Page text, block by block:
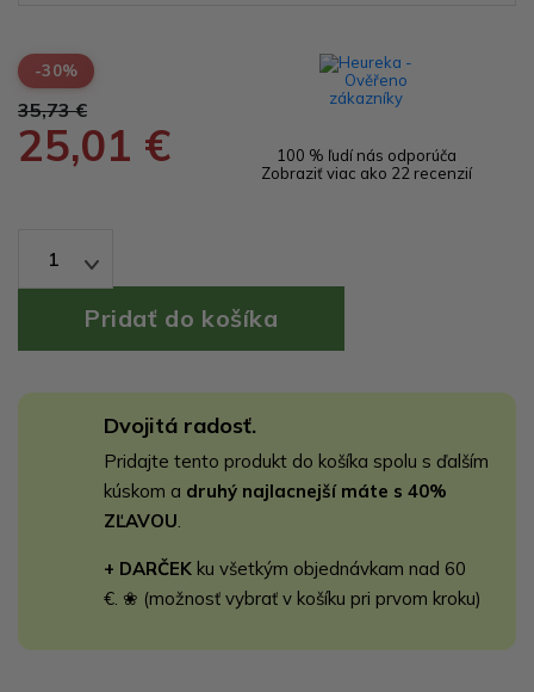
-30%
35,73 €
25,01 €
100 % ľudí nás odporúča
Zobraziť viac ako 22 recenzií
1
Dvojitá radosť.
Pridajte tento produkt do košíka spolu s ďalším
kúskom a druhý najlacnejší máte s 40%
ZĽAVOU
+ DARČEK ku všetkým objednávkam nad 60
€. ❀ (možnosť vybrať v košíku pri prvom kroku)